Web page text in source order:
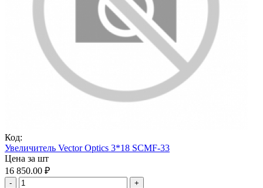
Код:
Увеличитель Vector Optics 3*18 SCMF-33
Цена за шт
16 850.00 ₽
-
+